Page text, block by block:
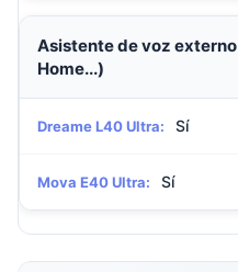
Asistente de voz
Home...)
Dreame L40 Ultra: Sí
Mova E40 Ultra: Sí